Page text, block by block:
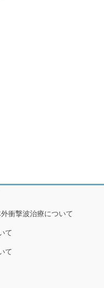
衝撃波治療について
て
て